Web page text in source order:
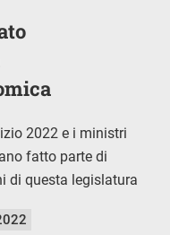
2022 e i ministri
fatto parte di
di questa legislatura